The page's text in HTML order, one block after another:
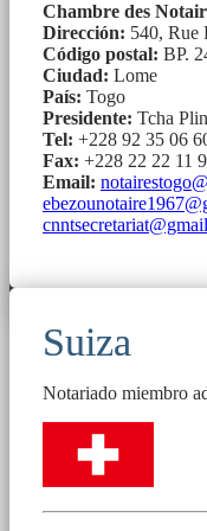
Chambre des
Dirección: 540, Rue
Código postal: BP.
Ciudad: Lome
País: Togo
Presidente: Tcha
Tel: +228 92 35 06
Fax: +228 22 22 11
Email:
Suiza
Notariado miembro